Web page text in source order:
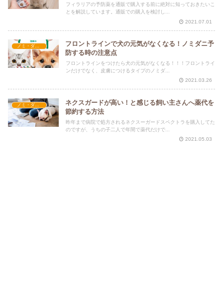
フィラリアの予防薬を通販で購入する前に絶対に知っておきたいこ
とを解説しています。通販での購入を検討し...
2021.07.01
ノミ・ダニ予防
フロントラインで犬の元気がなくなる！ノミダニ予
防する時の注意点
フロントラインをつけたら犬の元気がなくなる！！！フロントライ
ンだけでなく、皮膚につけるタイプのノミダ...
2021.03.26
ノミ・ダニ予防
ネクスガードが高い！と感じる飼い主さんへ薬代を
節約する方法
昨年まで病院で処方されるネクスーガードスペクトラを購入してた
のですが、うちの子二人で年間で薬代だけで...
2021.05.03